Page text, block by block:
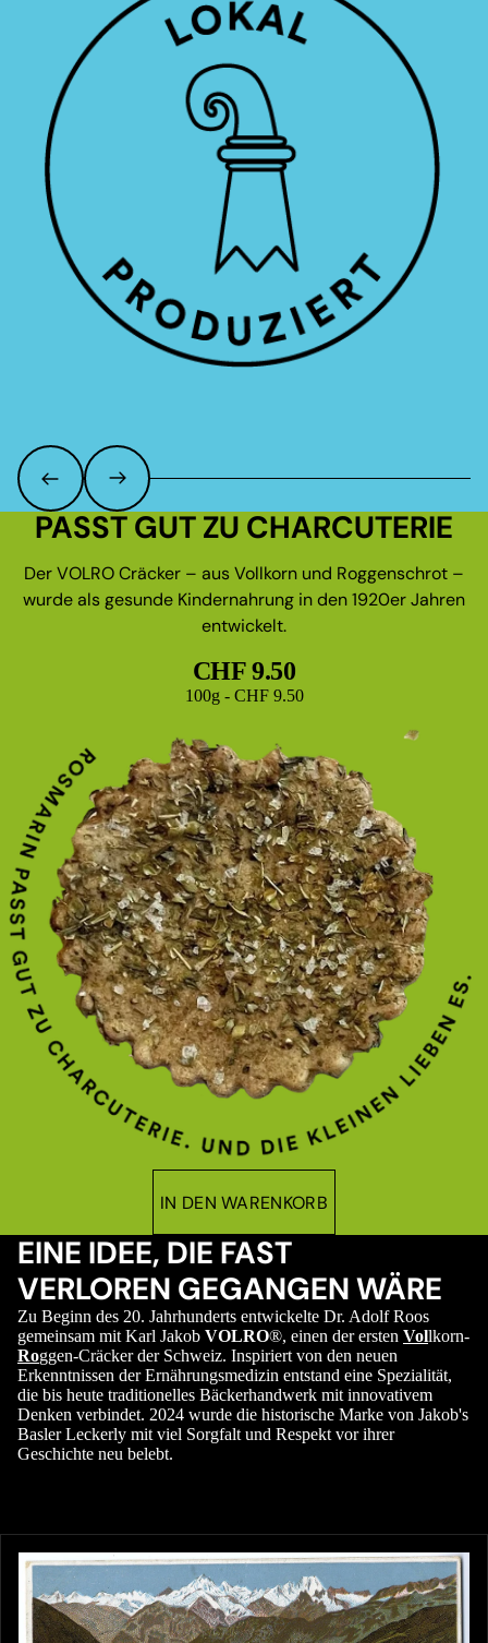
PASST GUT ZU CHARCUTERIE
Der VOLRO Cräcker – aus Vollkorn und Roggenschrot –
wurde als gesunde Kindernahrung in den 1920er Jahren
entwickelt.
CHF 9.50
Grundpreis
100g - CHF 9.50
IN DEN WARENKORB
EINE IDEE, DIE FAST
VERLOREN GEGANGEN WÄRE
Zu Beginn des 20. Jahrhunderts entwickelte Dr. Adolf Roos
gemeinsam mit Karl Jakob VOLRO®, einen der ersten Vollkorn-
Roggen-Cräcker der Schweiz. Inspiriert von den neuen
Erkenntnissen der Ernährungsmedizin entstand eine Spezialität,
die bis heute traditionelles Bäckerhandwerk mit innovativem
Denken verbindet. 2024 wurde die historische Marke von Jakob's
Basler Leckerly mit viel Sorgfalt und Respekt vor ihrer
Geschichte neu belebt.